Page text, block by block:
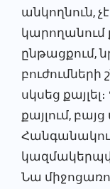
անկողնուն,
կարողանում
ընթացքում,
սկսեց
քայլում,
Նա